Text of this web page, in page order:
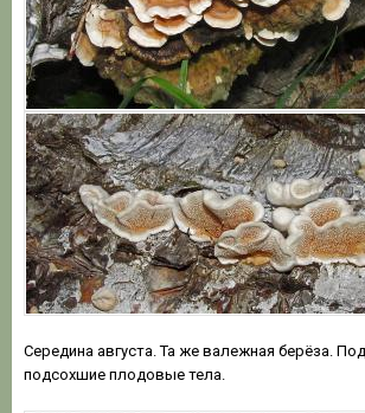
Середина августа. Та же валежная берёза.
подсохшие плодовые тела.